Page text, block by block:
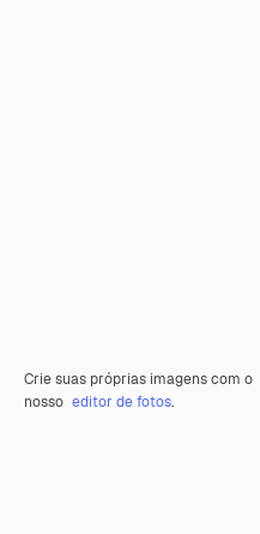
Crie suas próprias imagens com o
nosso editor de fotos.